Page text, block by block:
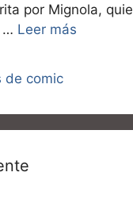
por Mignola,
… Leer más
de comic